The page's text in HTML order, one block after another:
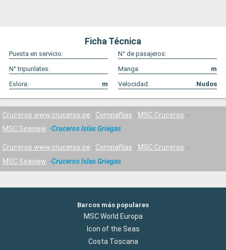
Ficha Técnica
Puesta en servicio:
N° de pasajeros:
N° tripunlates:
Manga:
m
Eslora:
m Velocidad: Nudos
Cruceros www.cruceros.pe Compañías
MSC Cruceros
MSC Seaview
Cruceros Islas Griegas
Cruceros www.cruceros.pe Compañías
MSC Cruceros
MSC Seaview
Cruceros Islas Griegas
Barcos más populares
MSC World Europa
Icon of the Seas
Costa Toscana